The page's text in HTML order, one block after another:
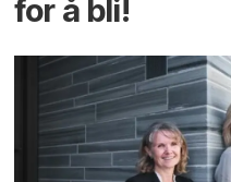
for å bli!